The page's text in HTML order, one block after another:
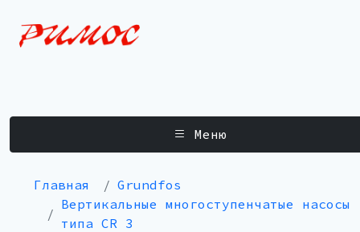
Меню
Главная
Grundfos
Вертикальные многоступенчатые насосы
типа CR 3